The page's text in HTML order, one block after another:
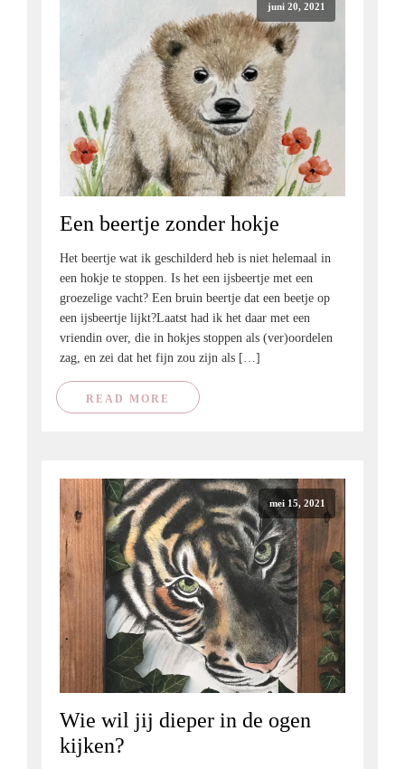
juni 20, 2021
Een beertje zonder hokje
Het beertje wat ik geschilderd heb is niet helemaal in
een hokje te stoppen. Is het een ijsbeertje met een
groezelige vacht? Een bruin beertje dat een beetje op
een ijsbeertje lijkt?Laatst had ik het daar met een
vriendin over, die in hokjes stoppen als (ver)oordelen
zag, en zei dat het fijn zou zijn als […]
READ MORE
mei 15, 2021
Wie wil jij dieper in de ogen
kijken?